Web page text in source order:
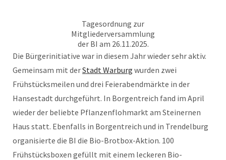
Tagesordnung zur
Mitgliederversammlung
der BI am 26.11.2025.
Die Bürgerinitiative war in diesem Jahr wieder sehr aktiv.
Gemeinsam mit derStadt Warburg wurden zwei
Frühstücksmeilen und drei Feierabendmärkte in der
Hansestadt durchgeführt. In Borgentreich fand im April
wieder der beliebte Pflanzenflohmarkt am Steinernen
Haus statt. Ebenfalls in Borgentreich und in Trendelburg
organisierte die BI die Bio-Brotbox-Aktion. 100
Frühstücksboxen gefüllt mit einem leckeren Bio-